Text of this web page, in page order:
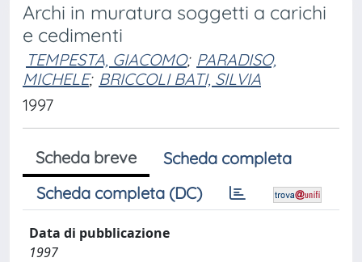
Archi in muratura soggetti a carichi
e cedimenti
TEMPESTA, GIACOMO; PARADISO,
MICHELE; BRICCOLI BATI, SILVIA
1997
Scheda breve
Scheda completa
Scheda completa (DC)
Data di pubblicazione
1997